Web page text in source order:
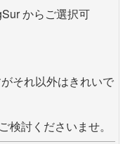
からご選択可
それ以外はきれいで
討くださいませ。